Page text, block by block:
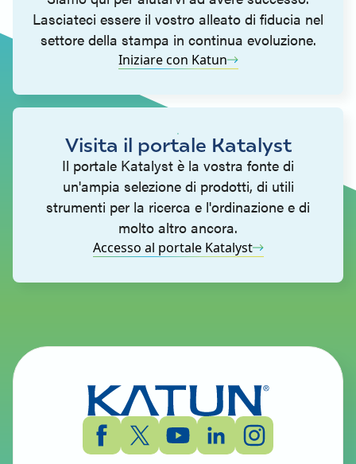
Lasciateci essere il vostro alleato di fiducia nel
settore della stampa in continua evoluzione.
Iniziare con Katun
Visita il portale Katalyst
Il portale Katalyst è la vostra fonte di
un'ampia selezione di prodotti, di utili
strumenti per la ricerca e l'ordinazione e di
molto altro ancora.
Accesso al portale Katalyst